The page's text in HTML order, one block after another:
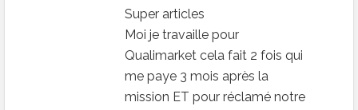
Super articles
Moi je travaille pour
Qualimarket cela fait 2 fois qui
me paye 3 mois après la
mission ET pour réclamé notre